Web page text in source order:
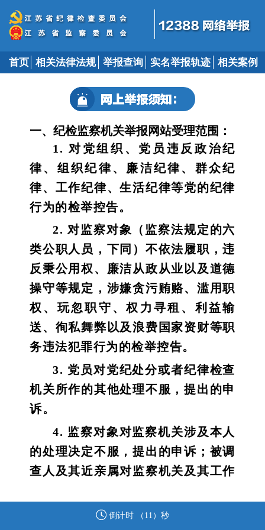
首页 相关法律法规 举报查询 实名举报轨迹 相关案例
一、纪检监察机关举报网站受理范围：
1. 对党组织、党员违反政治纪
律、组织纪律、廉洁纪律、群众纪
律、工作纪律、生活纪律等党的纪律
行为的检举控告。
2. 对监察对象（监察法规定的六
类公职人员，下同）不依法履职，违
反秉公用权、廉洁从政从业以及道德
操守等规定，涉嫌贪污贿赂、滥用职
权、玩忽职守、权力寻租、利益输
送、徇私舞弊以及浪费国家资财等职
务违法犯罪行为的检举控告。
3. 党员对党纪处分或者纪律检查
机关所作的其他处理不服，提出的申
诉。
4. 监察对象对监察机关涉及本人
的处理决定不服，提出的申诉；被调
查人及其近亲属对监察机关及其工作
法权益的行为，提出的申诉。
倒计时 （ 11 ）秒